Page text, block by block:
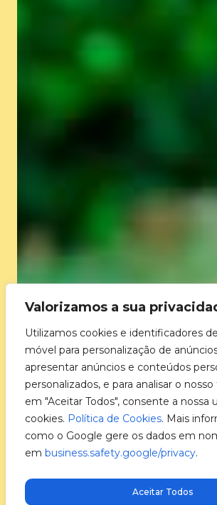
Valorizamos a sua
Utilizamos cookies e identificadores
móvel para personalização de
apresentar anúncios e conteúdos
personalizados, e para analisar o
em "Aceitar Todos", consente a nossa
cookies. Política de Cookies. Mais
como o Google gere os dados em
em business.safety.google/privacy.
Aceitar Todos